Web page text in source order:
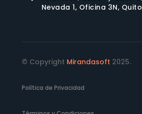
Nevada 1, Oficina 3N,
© Copyright Mirandasoft 2025.
Política de Privacidad